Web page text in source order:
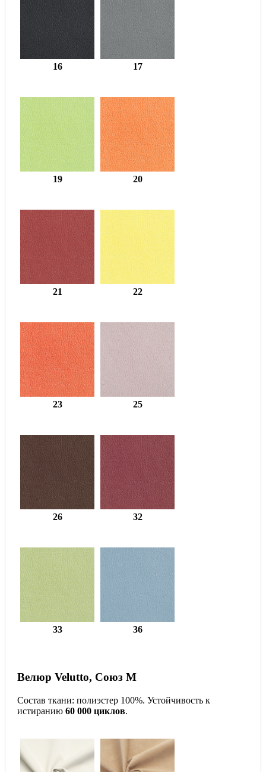
16 17
19 20
21 22
23 25
26 32
33 36
Велюр Velutto, Союз М
Состав ткани: полиэстер 100%. Устойчивость к
истиранию 60 000 циклов.